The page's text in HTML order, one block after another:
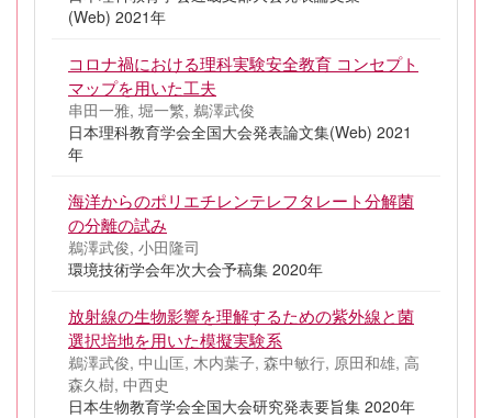
(Web) 2021年
コロナ禍における理科実験安全教育 コンセプト
マップを用いた工夫
串田一雅, 堀一繁, 鵜澤武俊
日本理科教育学会全国大会発表論文集(Web) 2021
年
海洋からのポリエチレンテレフタレート分解菌
の分離の試み
鵜澤武俊, 小田隆司
環境技術学会年次大会予稿集 2020年
放射線の生物影響を理解するための紫外線と菌
選択培地を用いた模擬実験系
鵜澤武俊, 中山匡, 木内葉子, 森中敏行, 原田和雄, 高
森久樹, 中西史
日本生物教育学会全国大会研究発表要旨集 2020年